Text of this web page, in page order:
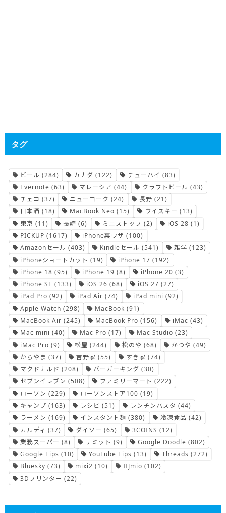
タグ
ビール (284) カナダ (122) チューハイ (83)
Evernote (63) マレーシア (44) クラフトビール (43)
チェコ (37) ニューヨーク (24) 長野 (21)
日本酒 (18) MacBook Neo (15) ウイスキー (13)
東京 (11) 長崎 (6) ミニストップ (2) iOS 28 (1)
PICKUP (1617) iPhone裏ワザ (100)
Amazonセール (403) Kindleセール (541) 雑学 (123)
iPhoneショートカット (19) iPhone 17 (192)
iPhone 18 (95) iPhone 19 (8) iPhone 20 (3)
iPhone SE (133) iOS 26 (68) iOS 27 (27)
iPad Pro (92) iPad Air (74) iPad mini (92)
Apple Watch (298) MacBook (91)
MacBook Air (245) MacBook Pro (156) iMac (43)
Mac mini (40) Mac Pro (17) Mac Studio (23)
iMac Pro (9) 松屋 (244) 松のや (68) かつや (49)
からやま (37) 吉野家 (55) すき家 (74)
マクドナルド (208) バーガーキング (30)
セブンイレブン (508) ファミリーマート (222)
ローソン (229) ローソンストア100 (19)
キャンプ (163) レシピ (51) レンチンパスタ (44)
ラーメン (169) インスタント麺 (380) 冷凍食品 (42)
カルディ (37) ダイソー (65) 3COINS (12)
業務スーパー (8) サミット (9) Google Doodle (802)
Google Tips (10) YouTube Tips (13) Threads (272)
Bluesky (73) mixi2 (10) IIJmio (102)
3Dプリンター (22)